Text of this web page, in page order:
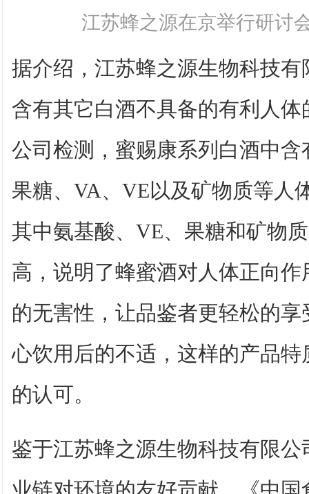
江苏蜂之源在京举行研讨
据介绍，江苏蜂之源生物科技
含有其它白酒不具备的有利人
公司检测，蜜赐康系列白酒中
果糖、VA、VE以及矿物质等人
其中氨基酸、VE、果糖和矿物
高，说明了蜂蜜酒对人体正向
的无害性，让品鉴者更轻松的
心饮用后的不适，这样的产品
的认可。
鉴于江苏蜂之源生物科技有限